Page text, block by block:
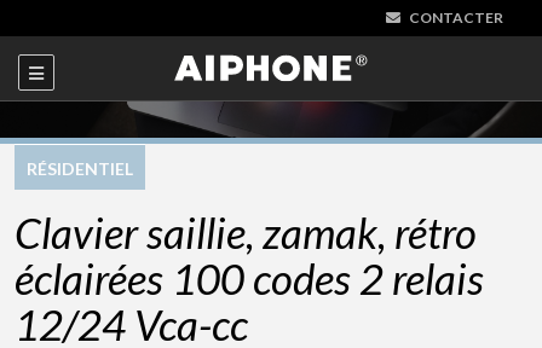
CONTACTER
RÉSIDENTIEL
Clavier saillie, zamak, rétro
éclairées 100 codes 2 relais
12/24 Vca-cc